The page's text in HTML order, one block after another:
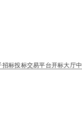
标投标交易平台开标大厅中